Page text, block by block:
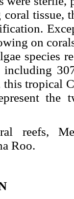
tissue,
on
species
including
tropical
the
reefs,
Roo.